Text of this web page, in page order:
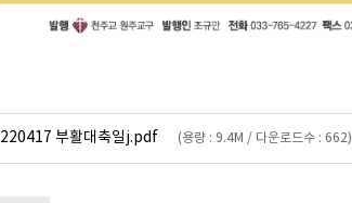
220417 부활대축일j.pdf (용량 : 9.4M / 다운로드수 : 662)